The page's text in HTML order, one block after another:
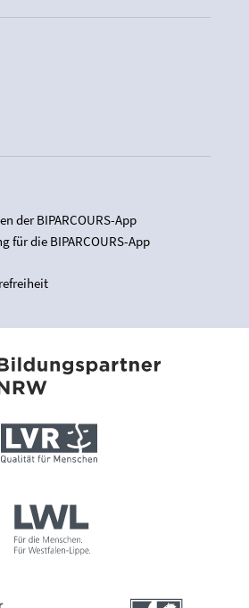
der BIPARCOURS-App
für die BIPARCOURS-App